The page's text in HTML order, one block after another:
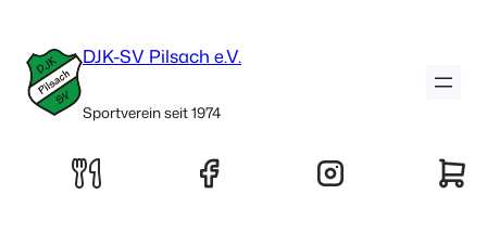
DJK-SV Pilsach e.V.
Sportverein seit 1974